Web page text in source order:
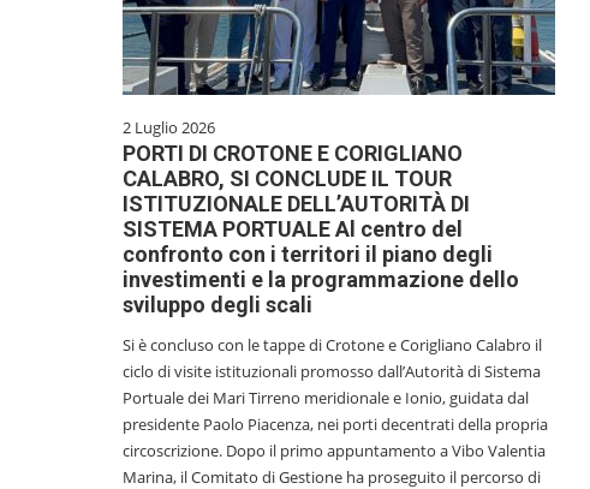
2 Luglio 2026
PORTI DI CROTONE E CORIGLIANO
CALABRO, SI CONCLUDE IL TOUR
ISTITUZIONALE DELL’AUTORITÀ DI
SISTEMA PORTUALE Al centro del
confronto con i territori il piano degli
investimenti e la programmazione dello
sviluppo degli scali
Si è concluso con le tappe di Crotone e Corigliano Calabro il
ciclo di visite istituzionali promosso dall’Autorità di Sistema
Portuale dei Mari Tirreno meridionale e Ionio, guidata dal
presidente Paolo Piacenza, nei porti decentrati della propria
circoscrizione. Dopo il primo appuntamento a Vibo Valentia
Marina, il Comitato di Gestione ha proseguito il percorso di